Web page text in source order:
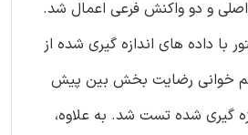
و دو واکنش فرعی اعمال شد.
با داده های اندازه گیری شده از
خوانی رضایت بخش بین پیش
گیری شده تست شد. به علاوه،